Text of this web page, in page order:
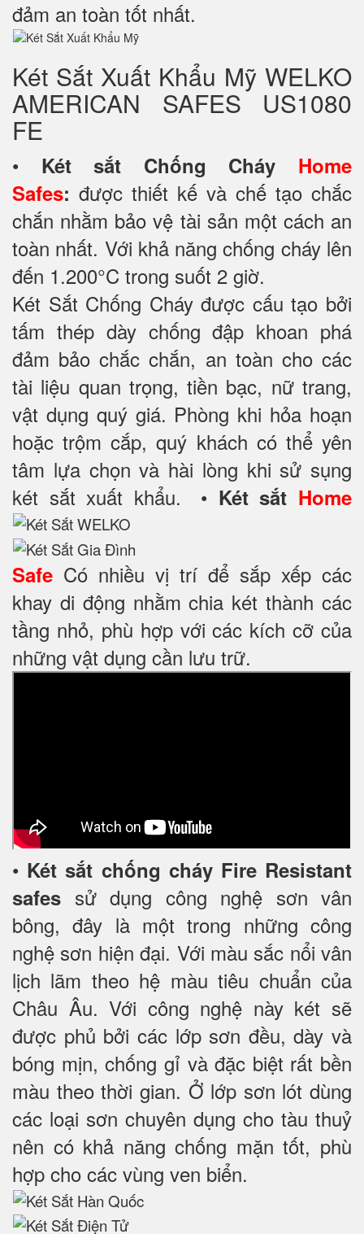
đảm an toàn tốt nhất.
Két Sắt Xuất Khẩu Mỹ WELKO
AMERICAN SAFES US1080
FE
• Két sắt Chống Cháy Home
Safes: được thiết kế và chế tạo chắc
chắn nhằm bảo vệ tài sản một cách an
toàn nhất. Với khả năng chống cháy lên
đến 1.200°C trong suốt 2 giờ.
Két Sắt Chống Cháy được cấu tạo bởi
tấm thép dày chống đập khoan phá
đảm bảo chắc chắn, an toàn cho các
tài liệu quan trọng, tiền bạc, nữ trang,
vật dụng quý giá. Phòng khi hỏa hoạn
hoặc trộm cắp, quý khách có thể yên
tâm lựa chọn và hài lòng khi sử sụng
két sắt xuất khẩu.
• Két sắt Home
Safe Có nhiều vị trí để sắp xếp các
khay di động nhằm chia két thành các
tầng nhỏ, phù hợp với các kích cỡ của
những vật dụng cần lưu trữ.
• Két sắt chống cháy Fire Resistant
safes sử dụng công nghệ sơn vân
bông, đây là một trong những công
nghệ sơn hiện đại. Với màu sắc nổi vân
lịch lãm theo hệ màu tiêu chuẩn của
Châu Âu. Với công nghệ này két sẽ
được phủ bởi các lớp sơn đều, dày và
bóng mịn, chống gỉ và đặc biệt rất bền
màu theo thời gian. Ở lớp sơn lót dùng
các loại sơn chuyên dụng cho tàu thuỷ
nên có khả năng chống mặn tốt, phù
hợp cho các vùng ven biển.